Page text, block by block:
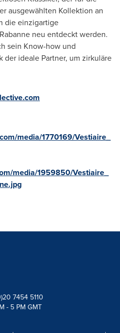
ausgewählten Kollektion an
die einzigartige
neu entdeckt werden.
sein Know-how und
ideale Partner, um zirkuläre
media/1770169/Vestiaire_
media/1959850/Vestiaire_
7454 5110
- 5 PM GMT